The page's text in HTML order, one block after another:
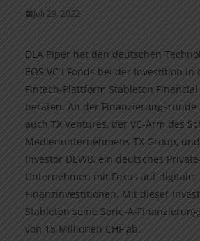
Juli 29, 2022
DLA Piper hat den deutschen
EOS VC I Fonds bei der Investition in
Fintech-Plattform Stableton Financial
beraten. An der
auch TX Ventures, der VC-Arm des
Medienunternehmens TX Group,
Investor DEWB, ein deutsches
Unternehmen mit Fokus auf digitale
Finanzinvestitionen. Mit dieser
Stableton seine Serie-A-
von 15 Millionen CHF ab.